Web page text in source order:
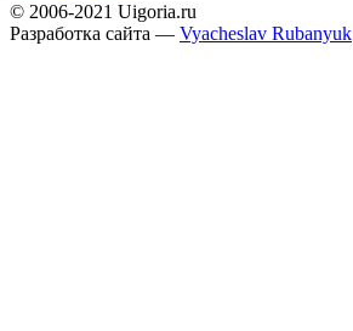
© 2006-2021 Uigoria.ru
Разработка сайта — Vyacheslav Rubanyuk